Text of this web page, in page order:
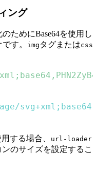
ング
ためにBase64を使用し
す。
img タグまたはcss
する場合、 url-loader
のサイズを設定するこ